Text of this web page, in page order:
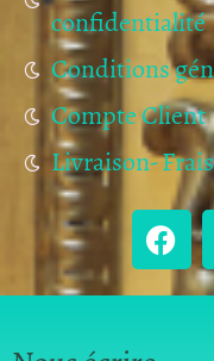
confidentialité
Conditions
Compte Client
Livraison-